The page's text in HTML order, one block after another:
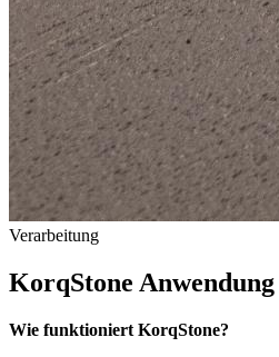
Verarbeitung
KorqStone
Wie funktioniert KorqStone?